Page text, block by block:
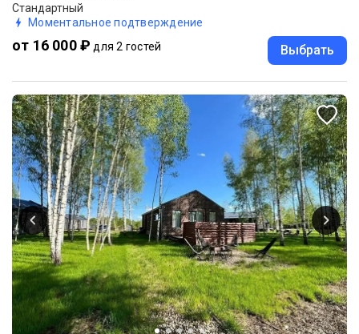
Стандартный
Моментальное подтверждение
от 16 000 ₽ для 2 гостей Выбрать